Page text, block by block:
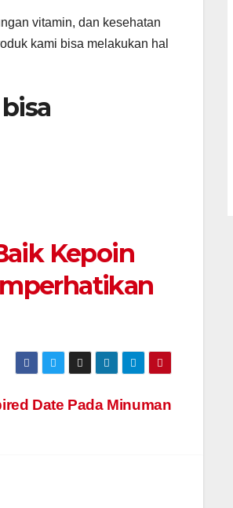
vitamin, dan kesehatan
kami bisa melakukan hal
Kepoin
Date Pada Minuman